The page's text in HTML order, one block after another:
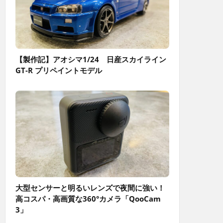
【製作記】アオシマ1/24 日産スカイライン
GT-R プリペイントモデル
大型センサーと明るいレンズで夜間に強い！
高コスパ・高画質な360°カメラ「QooCam
3」